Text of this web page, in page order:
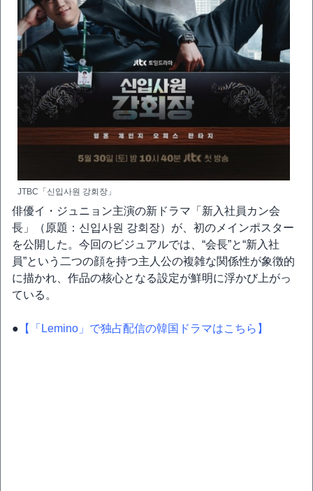
JTBC「신입사원 강회장」
俳優イ・ジュニョン主演の新ドラマ「新入社員カン会
長」（原題：신입사원 강회장）が、初のメインポスター
を公開した。今回のビジュアルでは、“会長”と“新入社
員”という二つの顔を持つ主人公の複雑な関係性が象徴的
に描かれ、作品の核心となる設定が鮮明に浮かび上がっ
ている。
● 【「Lemino」で独占配信の韓国ドラマはこちら】